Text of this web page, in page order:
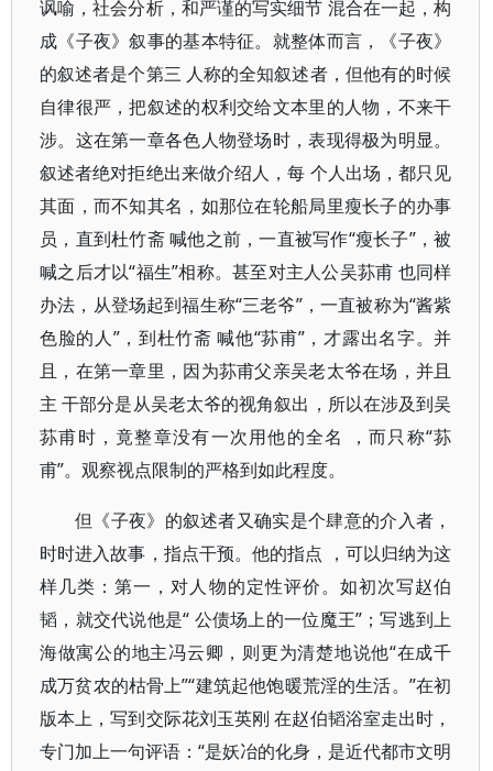
讽喻，社会分析，和严谨的写实细节 混合在一起，构
成《子夜》叙事的基本特征。就整体而言，《子夜》
的叙述者是个第三 人称的全知叙述者，但他有的时候
自律很严，把叙述的权利交给文本里的人物，不来干
涉。这在第一章各色人物登场时，表现得极为明显。
叙述者绝对拒绝出来做介绍人，每 个人出场，都只见
其面，而不知其名，如那位在轮船局里瘦长子的办事
员，直到杜竹斋 喊他之前，一直被写作“瘦长子”，被
喊之后才以“福生”相称。甚至对主人公吴荪甫 也同样
办法，从登场起到福生称“三老爷”，一直被称为“酱紫
色脸的人”，到杜竹斋 喊他“荪甫”，才露出名字。并
且，在第一章里，因为荪甫父亲吴老太爷在场，并且
主 干部分是从吴老太爷的视角叙出，所以在涉及到吴
荪甫时，竟整章没有一次用他的全名 ，而只称“荪
甫”。观察视点限制的严格到如此程度。
但《子夜》的叙述者又确实是个肆意的介入者，
时时进入故事，指点干预。他的指点 ，可以归纳为这
样几类：第一，对人物的定性评价。如初次写赵伯
韬，就交代说他是“ 公债场上的一位魔王”；写逃到上
海做寓公的地主冯云卿，则更为清楚地说他“在成千
成万贫农的枯骨上”“建筑起他饱暖荒淫的生活。”在初
版本上，写到交际花刘玉英刚 在赵伯韬浴室走出时，
专门加上一句评语：“是妖冶的化身，是近代都市文明